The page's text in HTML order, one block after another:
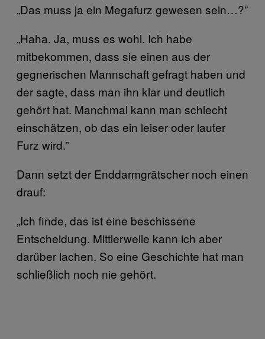
„Das muss ja ein Megafurz gewesen sein…?”
„Haha. Ja, muss es wohl. Ich habe
mitbekommen, dass sie einen aus der
gegnerischen Mannschaft gefragt haben und
der sagte, dass man ihn klar und deutlich
gehört hat. Manchmal kann man schlecht
einschätzen, ob das ein leiser oder lauter
Furz wird.”
Dann setzt der Enddarmgrätscher noch einen
drauf:
„Ich finde, das ist eine beschissene
Entscheidung. Mittlerweile kann ich aber
darüber lachen. So eine Geschichte hat man
schließlich noch nie gehört.